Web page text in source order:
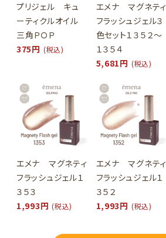
プリジェル キュ
ーティクルオイル
三角ＰＯＰ
375円 (税込)
エメナ マグネティ
フラッシュジェル３
色セット１３５２～
１３５４
5,681円 (税込)
エメナ マグネティ
フラッシュジェル１
３５３
1,993円 (税込)
エメナ マグネティ
フラッシュジェル１
３５２
1,993円 (税込)